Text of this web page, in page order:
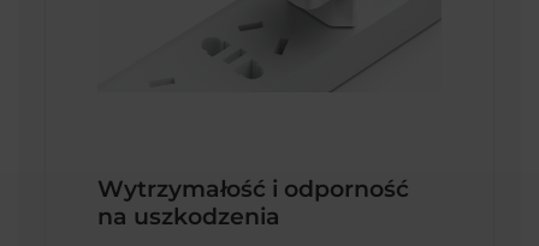
Wytrzymałość i odporność
na uszkodzenia